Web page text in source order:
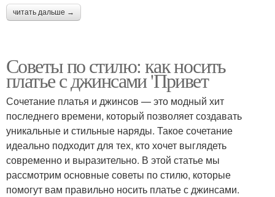
читать дальше →
Советы по стилю: как носить
платье с джинсами 'Привет
Сочетание платья и джинсов — это модный хит
последнего времени, который позволяет создавать
уникальные и стильные наряды. Такое сочетание
идеально подходит для тех, кто хочет выглядеть
современно и выразительно. В этой статье мы
рассмотрим основные советы по стилю, которые
помогут вам правильно носить платье с джинсами.